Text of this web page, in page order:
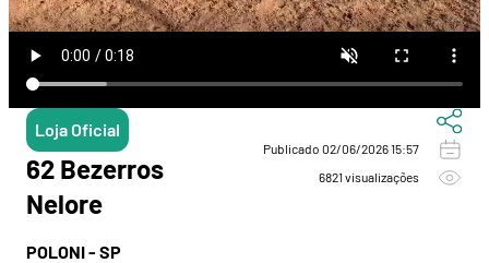
Loja Oficial
62 Bezerros
Nelore
POLONI - SP
Publicado 02/06/2026 15:57
6821 visualizações